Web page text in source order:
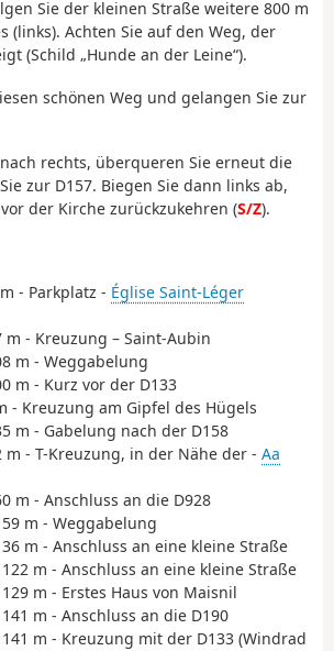
Sie der kleinen Straße weitere 800 m
(links). Achten Sie auf den Weg, der
(Schild „Hunde an der Leine“).
schönen Weg und gelangen Sie zur
rechts, überqueren Sie erneut die
zur D157. Biegen Sie dann links ab,
der Kirche zurückzukehren (S/Z).
- Parkplatz - Église Saint-Léger
m - Kreuzung – Saint-Aubin
m - Weggabelung
m - Kurz vor der D133
- Kreuzung am Gipfel des Hügels
m - Gabelung nach der D158
m - T-Kreuzung, in der Nähe der - Aa
m - Anschluss an die D928
m - Weggabelung
m - Anschluss an eine kleine Straße
m - Anschluss an eine kleine Straße
m - Erstes Haus von Maisnil
m - Anschluss an die D190
m - Kreuzung mit der D133 (Windrad